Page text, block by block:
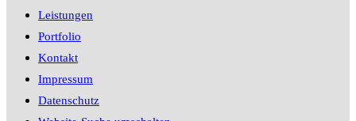
Leistungen
Portfolio
Kontakt
Impressum
Datenschutz